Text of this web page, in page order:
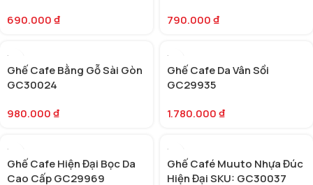
690.000₫ 790.000₫
Ghế Cafe Bằng Gỗ Sài Gòn
GC30024
980.000₫
Ghế Cafe Da Vân Sồi
GC29935
1.780.000₫
Ghế Cafe Hiện Đại Bọc Da
Cao Cấp GC29969
Ghế Café Muuto Nhựa Đúc
Hiện Đại SKU: GC30037